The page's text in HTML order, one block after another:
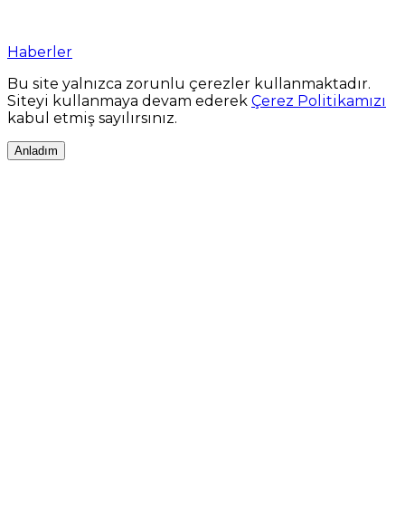
Haberler
Bu site yalnızca zorunlu çerezler kullanmaktadır.
Siteyi kullanmaya devam ederek Çerez Politikamızı
kabul etmiş sayılırsınız.
Anladım